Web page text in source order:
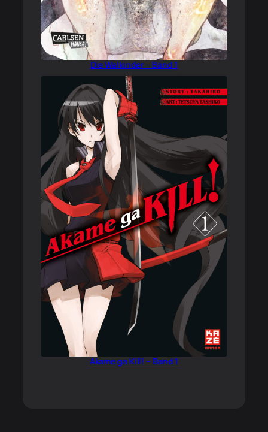
Die Walkinder – Band 1
Akame ga Kill! – Band 1